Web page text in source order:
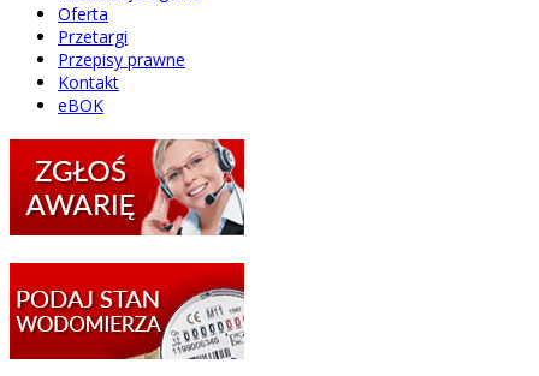
Oferta
Przetargi
Przepisy prawne
Kontakt
eBOK